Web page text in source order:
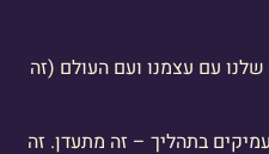
עם עצמנו ועם העולם (זה
בתהליך – זה מתעדן. זה